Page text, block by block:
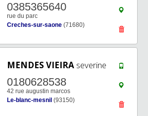
0385365640
rue du parc
Creches-sur-saone (71680)
MENDES VIEIRA severine
0180628538
42 rue augustin marcos
Le-blanc-mesnil (93150)